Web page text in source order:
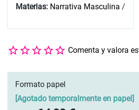
Materias: Narrativa Masculina /
Comenta y valora
Formato papel
Agotado temporalmente en papel]